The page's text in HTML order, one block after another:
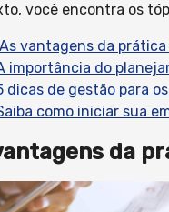
você encontra os
As vantagens da
importância do
dicas de gestão para
como iniciar sua
da